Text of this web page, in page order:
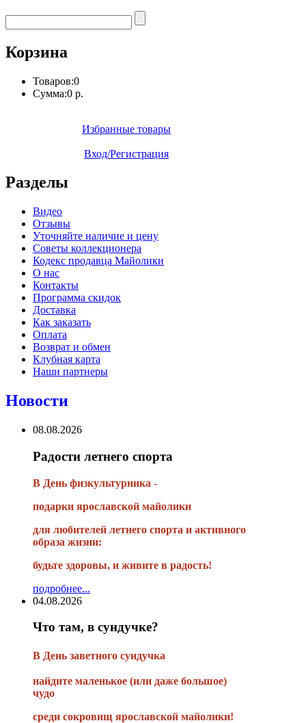
Корзина
Товаров:0
Сумма:0 р.
Избранные товары
Вход/Регистрация
Разделы
Видео
Отзывы
Уточняйте наличие и цену
Советы коллекционера
Кодекс продавца Майолики
О нас
Контакты
Программа скидок
Доставка
Как заказать
Оплата
Возврат и обмен
Клубная карта
Наши партнеры
Новости
08.08.2026
Радости летнего спорта
В День физкультурника -
подарки ярославской майолики
для любителей летнего спорта и активного
образа жизни:
будьте здоровы, и живите в радость!
подробнее...
04.08.2026
Что там, в сундучке?
В День заветного сундучка
найдите маленькое (или даже большое)
чудо
среди сокровищ ярославской майолики!